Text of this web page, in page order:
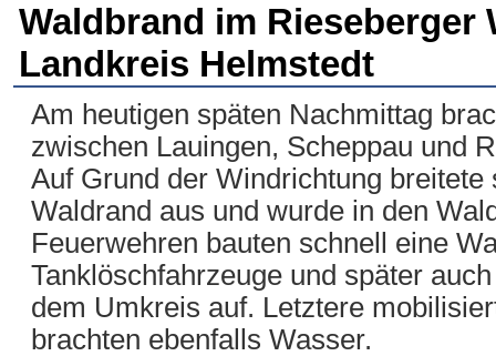
Waldbrand im
Landkreis Helmstedt
Am heutigen späten Nachmittag
zwischen Lauingen, Scheppau und
Auf Grund der Windrichtung
Waldrand aus und wurde in den
Feuerwehren bauten schnell eine
Tanklöschfahrzeuge und später
dem Umkreis auf. Letztere
brachten ebenfalls Wasser.